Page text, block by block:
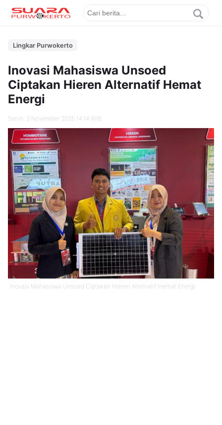
Lingkar Purwokerto
Inovasi Mahasiswa Unsoed
Ciptakan Hieren Alternatif Hemat
Energi
Senin, 3 November 2025 14.14 WIB
Inovasi Mahasiswa Unsoed Ciptakan Hieren Alternatif Hemat Energi